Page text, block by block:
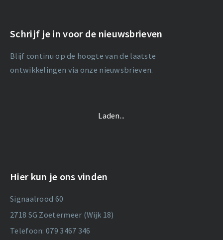
Schrijf je in voor de nieuwsbrieven
Blijf continu op de hoogte van de laatste
ontwikkelingen via onze nieuwsbrieven.
Laden...
Hier kun je ons vinden
Signaalrood 60
2718 SG Zoetermeer (Wijk 18)
Telefoon: 079 3467 346